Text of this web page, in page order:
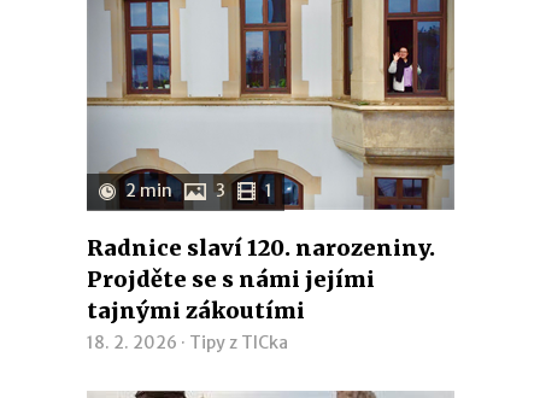
2 min 3 1
Radnice slaví 120. narozeniny.
Projděte se s námi jejími
tajnými zákoutími
18. 2. 2026 · Tipy z TICka